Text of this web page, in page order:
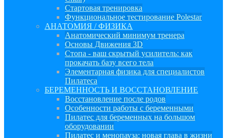
Стартовая тренировка
Функциональное тестирование Polestar
АНАТОМИЯ / ФИЗИКА
Анатомический минимум тренера
Основы Движения 3D
Стопа - ваш скрытый усилитель: как
прокачать базу всего тела
Элементарная физика для специалистов
Пилатеса
БЕРЕМЕННОСТЬ И ВОССТАНОВЛЕНИЕ
Восстановление после родов
Особенности работы с беременными
Пилатес для беременных на большом
оборудовании
Пилатес и менопауза: новая глава в жизни